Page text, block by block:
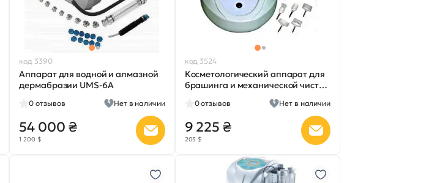
код 3390
Аппарат для водной и алмазной
дермабразии UMS-6A
0отзывов Нет в наличии
54 000 ₴
1 200 $
код 3524
Косметологический аппарат для
брашинга и механической чистки
0отзывов Нет в наличии
9 225 ₴
205 $